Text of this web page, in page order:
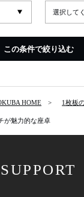
この条件で絞り込む
HOME 1枚板
が魅力的な座卓
SUPPORT